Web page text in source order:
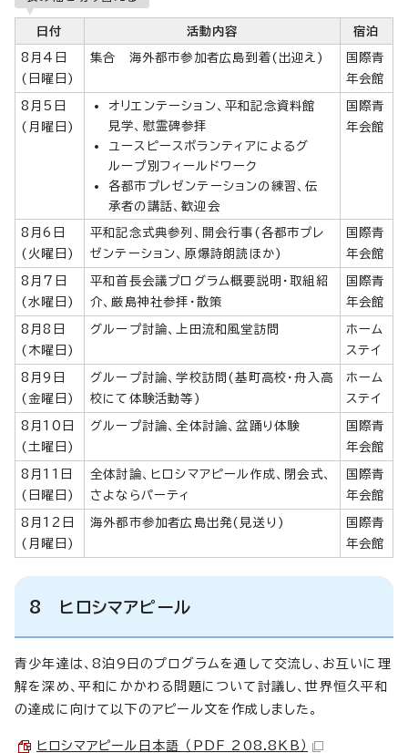
日付 活動内容 宿泊
8月4日
(日曜日)
集合 海外都市参加者広島到着(出迎え)
国際青
年会館
8月5日
(月曜日)
オリエンテーション、平和記念資料館
見学、慰霊碑参拝
ユースピースボランティアによるグ
ループ別フィールドワーク
各都市プレゼンテーションの練習、伝
承者の講話、歓迎会
国際青
年会館
8月6日
(火曜日)
平和記念式典参列、開会行事(各都市プレ
ゼンテーション、原爆詩朗読ほか)
国際青
年会館
8月7日
(水曜日)
平和首長会議プログラム概要説明・取組紹
介、厳島神社参拝・散策
国際青
年会館
8月8日
(木曜日)
グループ討論、上田流和風堂訪問
ホーム
ステイ
8月9日
(金曜日)
グループ討論、学校訪問(基町高校・舟入高
校にて体験活動等)
ホーム
ステイ
8月10日
(土曜日)
グループ討論、全体討論、盆踊り体験
国際青
年会館
8月11日
(日曜日)
全体討論、ヒロシマアピール作成、閉会式、
さよならパーティ
国際青
年会館
8月12日
(月曜日)
海外都市参加者広島出発(見送り)
国際青
年会館
8 ヒロシマアピール
青少年達は、8泊9日のプログラムを通して交流し、お互いに理
解を深め、平和にかかわる問題について討議し、世界恒久平和
の達成に向けて以下のアピール文を作成しました。
ヒロシマアピール日本語 （PDF 208.8KB）